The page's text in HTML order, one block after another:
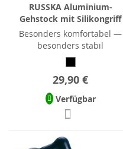
RUSSKA Aluminium-
Gehstock mit Silikongriff
Besonders komfortabel —
besonders stabil
29,90 €
Verfügbar